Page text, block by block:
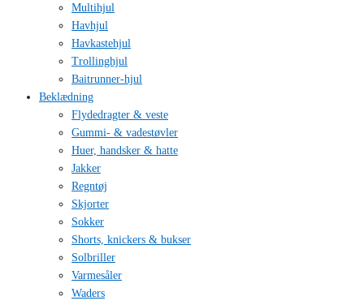
Multihjul
Havhjul
Havkastehjul
Trollinghjul
Baitrunner-hjul
Beklædning
Flydedragter & veste
Gummi- & vadestøvler
Huer, handsker & hatte
Jakker
Regntøj
Skjorter
Sokker
Shorts, knickers & bukser
Solbriller
Varmesåler
Waders